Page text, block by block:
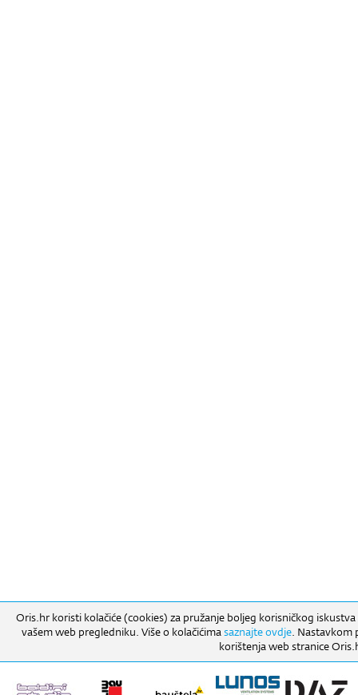
Oris.hr koristi kolačiće (cookies) za pružanje boljeg korisničkog
vašem web pregledniku. Više o kolačićimasaznajte ovdje. Nastavkom
korištenja web stranice